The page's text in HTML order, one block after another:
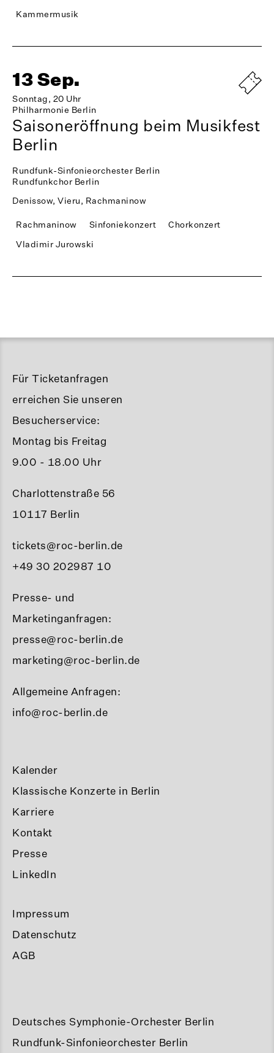
Kammermusik
13 Sep.
Sonntag, 20 Uhr
Philharmonie Berlin
Saisoneröffnung beim Musikfest
Berlin
Rundfunk-Sinfonieorchester Berlin
Rundfunkchor Berlin
Denissow, Vieru, Rachmaninow
Rachmaninow Sinfoniekonzert
Chorkonzert
Vladimir Jurowski
Für Ticketanfragen
erreichen Sie unseren
Besucherservice:
Montag bis Freitag
9.00 - 18.00 Uhr
Charlottenstraße 56
10117 Berlin
tickets@roc-berlin.de
+49 30 202987 10
Presse- und
Marketinganfragen:
presse@roc-berlin.de
marketing@roc-berlin.de
Allgemeine Anfragen:
info@roc-berlin.de
Kalender
Klassische Konzerte in Berlin
Karriere
Kontakt
Presse
LinkedIn
Impressum
Datenschutz
AGB
Deutsches Symphonie-Orchester Berlin
Rundfunk-Sinfonieorchester Berlin